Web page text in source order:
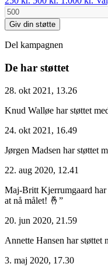
Giv din støtte
Del kampagnen
De har støttet
28. okt 2021, 13.26
Knud Walløe har støttet
24. okt 2021, 16.49
Jørgen Madsen har støttet
22. aug 2020, 12.41
Maj-Britt Kjerrumgaard har
at nå målet! 🤞”
20. jun 2020, 21.59
Annette Hansen har støttet
3. maj 2020, 17.30